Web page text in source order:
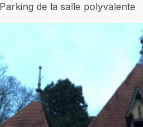
Parking de la salle polyvalente